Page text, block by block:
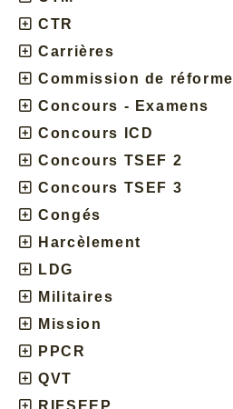
CTR
Carrières
Commission de réforme
Concours - Examens
Concours ICD
Concours TSEF 2
Concours TSEF 3
Congés
Harcèlement
LDG
Militaires
Mission
PPCR
QVT
RIFSEEP